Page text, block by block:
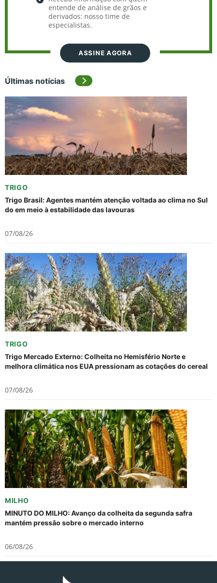
entende de análise de grãos e
derivados: nosso time de
especialistas.
ASSINE AGORA
Últimas notícias
TRIGO
Trigo Brasil: Agentes mantém atenção voltada ao clima no Sul
do em meio à estabilidade das lavouras
07/08/26
TRIGO
Trigo Mercado Externo: Colheita no Hemisfério Norte e
melhora climática nos EUA pressionam as cotações do cereal
07/08/26
MILHO
MINUTO DO MILHO: Avanço da colheita da segunda safra
mantém pressão sobre o mercado interno
06/08/26